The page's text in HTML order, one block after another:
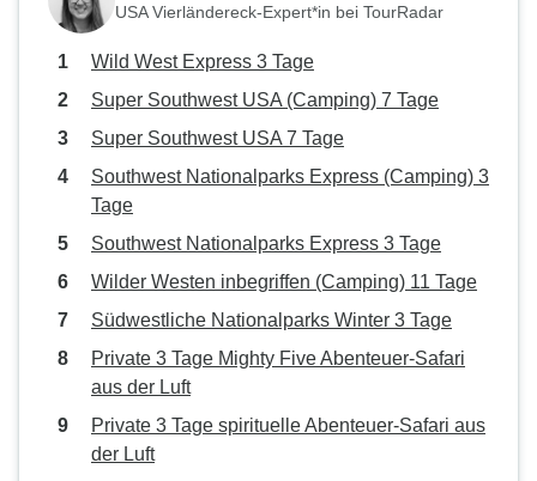
USA Vierländereck-Expert*in bei TourRadar
Wild West Express 3 Tage
Super Southwest USA (Camping) 7 Tage
Super Southwest USA 7 Tage
Southwest Nationalparks Express (Camping) 3
Tage
Southwest Nationalparks Express 3 Tage
Wilder Westen inbegriffen (Camping) 11 Tage
Südwestliche Nationalparks Winter 3 Tage
Private 3 Tage Mighty Five Abenteuer-Safari
aus der Luft
Private 3 Tage spirituelle Abenteuer-Safari aus
der Luft